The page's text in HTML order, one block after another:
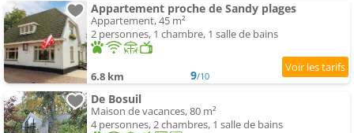
Appartement proche de Sandy plages
Appartement, 45 m²
2 personnes, 1 chambre, 1 salle de bains
6.8 km 9/10
De Bosuil
Maison de vacances, 80 m²
4 personnes, 2 chambres, 1 salle de bains